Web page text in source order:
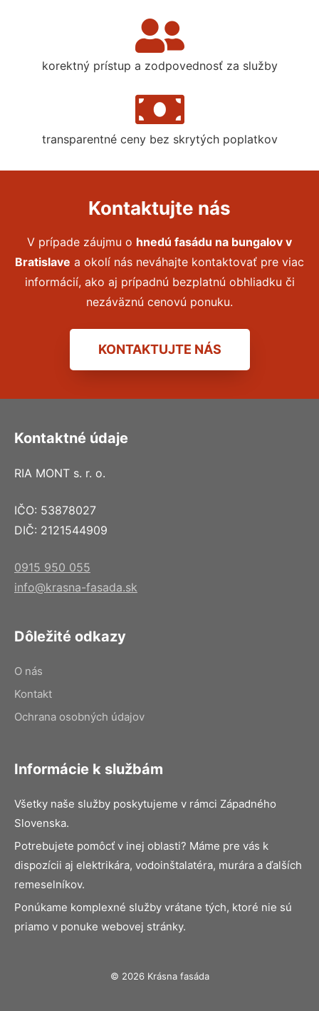
korektný prístup a zodpovednosť za služby
transparentné ceny bez skrytých poplatkov
Kontaktujte nás
V prípade záujmu o hnedú fasádu na bungalov v
Bratislave a okolí nás neváhajte kontaktovať pre viac
informácií, ako aj prípadnú bezplatnú obhliadku či
nezáväznú cenovú ponuku.
KONTAKTUJTE NÁS
Kontaktné údaje
RIA MONT s. r. o.
IČO: 53878027
DIČ: 2121544909
0915 950 055
info@krasna-fasada.sk
Dôležité odkazy
O nás
Kontakt
Ochrana osobných údajov
Informácie k službám
Všetky naše služby poskytujeme v rámci Západného
Slovenska.
Potrebujete pomôcť v inej oblasti? Máme pre vás k
dispozícii aj elektrikára, vodoinštalatéra, murára a ďalších
remeselníkov.
Ponúkame komplexné služby vrátane tých, ktoré nie sú
priamo v ponuke webovej stránky.
© 2026 Krásna fasáda